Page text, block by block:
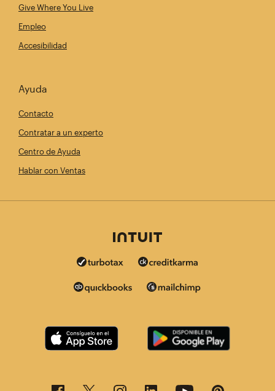
Give Where You Live
Empleo
Accesibilidad
Ayuda
Contacto
Contratar a un experto
Centro de Ayuda
Hablar con Ventas